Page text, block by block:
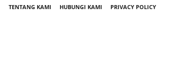
TENTANG KAMI HUBUNGI KAMI PRIVACY POLICY